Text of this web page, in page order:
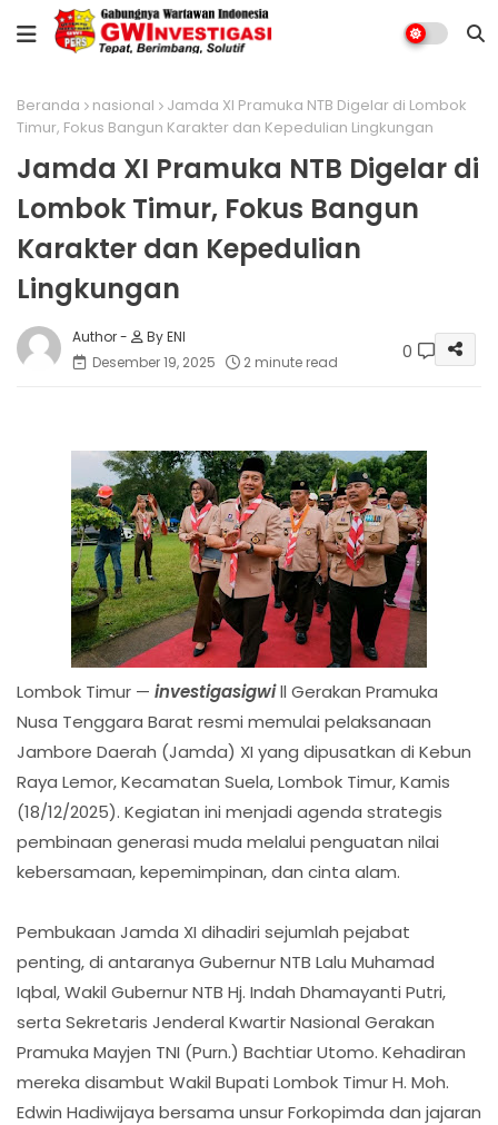
Beranda nasional
Jamda XI Pramuka NTB Digelar di Lombok
Timur, Fokus Bangun Karakter dan Kepedulian Lingkungan
Jamda XI Pramuka NTB Digelar di
Lombok Timur, Fokus Bangun
Karakter dan Kepedulian
Lingkungan
By ENI
Desember 19, 2025
2 minute read 0
Lombok Timur — investigasigwill Gerakan Pramuka
Nusa Tenggara Barat resmi memulai pelaksanaan
Jambore Daerah (Jamda) XI yang dipusatkan di Kebun
Raya Lemor, Kecamatan Suela, Lombok Timur, Kamis
(18/12/2025). Kegiatan ini menjadi agenda strategis
pembinaan generasi muda melalui penguatan nilai
kebersamaan, kepemimpinan, dan cinta alam.
Pembukaan Jamda XI dihadiri sejumlah pejabat
penting, di antaranya Gubernur NTB Lalu Muhamad
Iqbal, Wakil Gubernur NTB Hj. Indah Dhamayanti Putri,
serta Sekretaris Jenderal Kwartir Nasional Gerakan
Pramuka Mayjen TNI (Purn.) Bachtiar Utomo. Kehadiran
mereka disambut Wakil Bupati Lombok Timur H. Moh.
Edwin Hadiwijaya bersama unsur Forkopimda dan jajaran